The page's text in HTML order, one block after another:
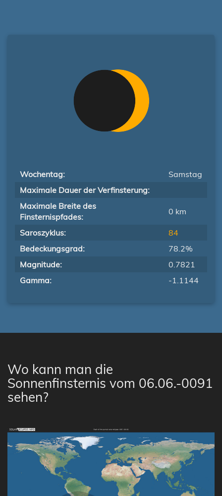
Wochentag:
Samstag
Maximale Dauer der Verfinsterung:
Maximale Breite des
Finsternispfades:
0 km
Saroszyklus:
84
Bedeckungsgrad:
78.2%
Magnitude:
0.7821
Gamma:
-1.1144
Wo kann man die
Sonnenfinsternis vom 06.06.-0091
sehen?